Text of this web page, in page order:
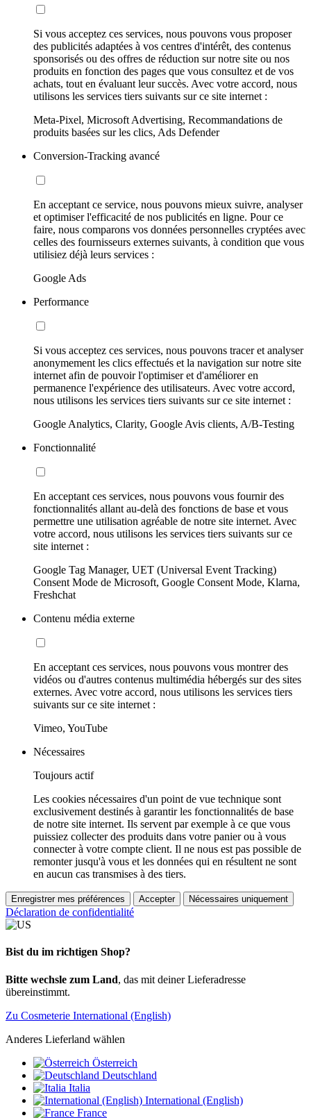
Si vous acceptez ces services, nous pouvons vous proposer
des publicités adaptées à vos centres d'intérêt, des contenus
sponsorisés ou des offres de réduction sur notre site ou nos
produits en fonction des pages que vous consultez et de vos
achats, tout en évaluant leur succès. Avec votre accord, nous
utilisons les services tiers suivants sur ce site internet :
Meta-Pixel, Microsoft Advertising, Recommandations de
produits basées sur les clics, Ads Defender
Conversion-Tracking avancé
En acceptant ce service, nous pouvons mieux suivre, analyser
et optimiser l'efficacité de nos publicités en ligne. Pour ce
faire, nous comparons vos données personnelles cryptées avec
celles des fournisseurs externes suivants, à condition que vous
utilisiez déjà leurs services :
Google Ads
Performance
Si vous acceptez ces services, nous pouvons tracer et analyser
anonymement les clics effectués et la navigation sur notre site
internet afin de pouvoir l'optimiser et d'améliorer en
permanence l'expérience des utilisateurs. Avec votre accord,
nous utilisons les services tiers suivants sur ce site internet :
Google Analytics, Clarity, Google Avis clients, A/B-Testing
Fonctionnalité
En acceptant ces services, nous pouvons vous fournir des
fonctionnalités allant au-delà des fonctions de base et vous
permettre une utilisation agréable de notre site internet. Avec
votre accord, nous utilisons les services tiers suivants sur ce
site internet :
Google Tag Manager, UET (Universal Event Tracking)
Consent Mode de Microsoft, Google Consent Mode, Klarna,
Freshchat
Contenu média externe
En acceptant ces services, nous pouvons vous montrer des
vidéos ou d'autres contenus multimédia hébergés sur des sites
externes. Avec votre accord, nous utilisons les services tiers
suivants sur ce site internet :
Vimeo, YouTube
Nécessaires
Toujours actif
Les cookies nécessaires d'un point de vue technique sont
exclusivement destinés à garantir les fonctionnalités de base
de notre site internet. Ils servent par exemple à ce que vous
puissiez collecter des produits dans votre panier ou à vous
connecter à votre compte client. Il ne nous est pas possible de
remonter jusqu'à vous et les données qui en résultent ne sont
en aucun cas transmises à des tiers.
Enregistrer mes préférences Accepter Nécessaires uniquement
Déclaration de confidentialité
Bist du im richtigen Shop?
Bitte wechsle zum Land, das mit deiner Lieferadresse
übereinstimmt.
Zu Cosmeterie International (English)
Anderes Lieferland wählen
Österreich
Deutschland
Italia
International (English)
France